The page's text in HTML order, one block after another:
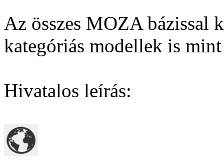
Az összes MOZA bázissal
kategóriás modellek is
Hivatalos leírás: